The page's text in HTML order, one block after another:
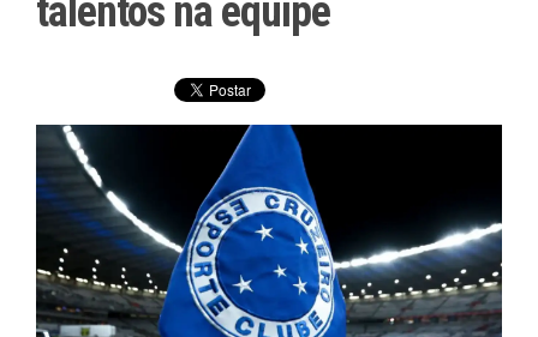
talentos na equipe